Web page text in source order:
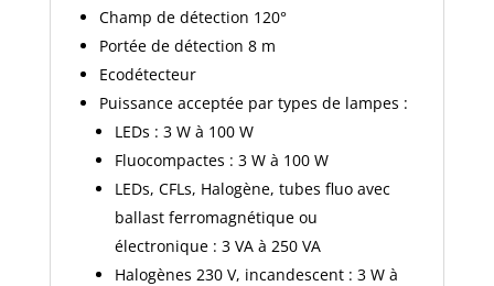
Champ de détection 120°
Portée de détection 8 m
Ecodétecteur
Puissance acceptée par types de lampes :
LEDs : 3 W à 100 W
Fluocompactes : 3 W à 100 W
LEDs, CFLs, Halogène, tubes fluo avec
ballast ferromagnétique ou
électronique : 3 VA à 250 VA
Halogènes 230 V, incandescent : 3 W à